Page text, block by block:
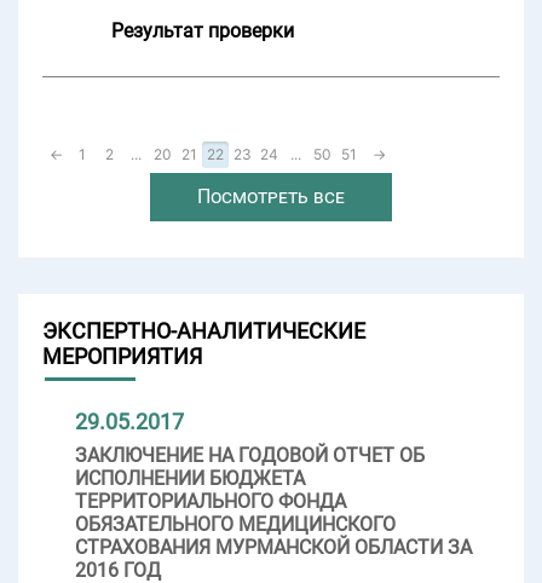
Результат проверки
← 1 2 ... 20 21 22 23 24 ... 50 51 →
Посмотреть все
ЭКСПЕРТНО-АНАЛИТИЧЕСКИЕ
МЕРОПРИЯТИЯ
29.05.2017
ЗАКЛЮЧЕНИЕ НА ГОДОВОЙ ОТЧЕТ ОБ
ИСПОЛНЕНИИ БЮДЖЕТА
ТЕРРИТОРИАЛЬНОГО ФОНДА
ОБЯЗАТЕЛЬНОГО МЕДИЦИНСКОГО
СТРАХОВАНИЯ МУРМАНСКОЙ ОБЛАСТИ ЗА
2016 ГОД